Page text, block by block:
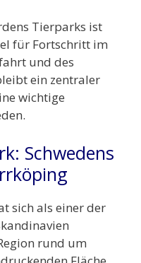
Tierparks ist
für Fortschritt im
und des
ein zentraler
wichtige
Schwedens
sich als einer der
rund um